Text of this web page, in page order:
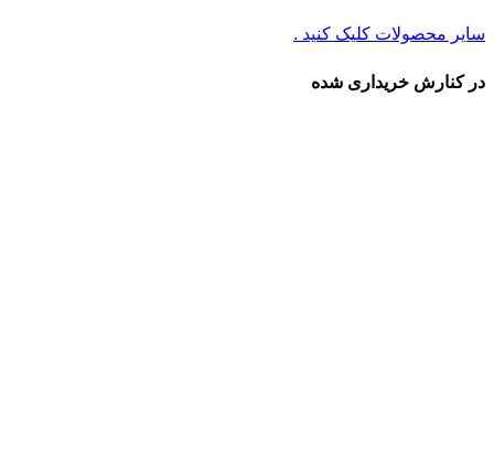
سایر محصولات کلیک کنید .
در کنارش خریداری شده